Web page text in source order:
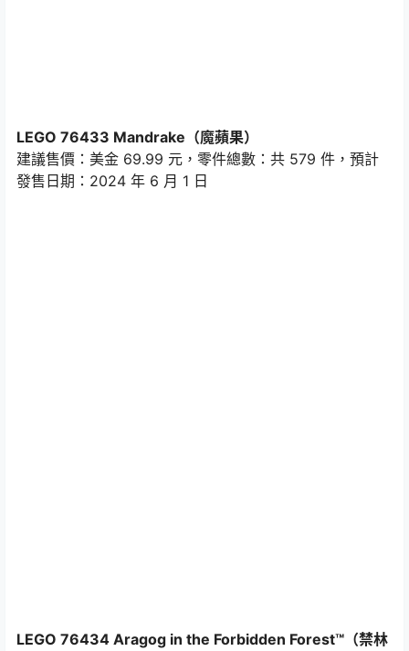
LEGO 76433 Mandrake（魔蘋果）
建議售價：美金 69.99 元，零件總數：共 579 件，預計
發售日期：2024 年 6 月 1 日
LEGO 76434 Aragog in the Forbidden Forest™（禁林